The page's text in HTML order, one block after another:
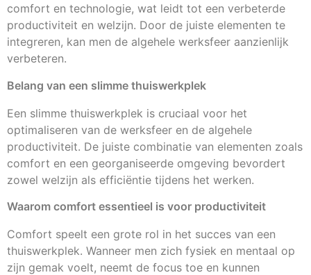
comfort en technologie, wat leidt tot een verbeterde
productiviteit en welzijn. Door de juiste elementen te
integreren, kan men de algehele werksfeer aanzienlijk
verbeteren.
Belang van een slimme thuiswerkplek
Een slimme thuiswerkplek is cruciaal voor het
optimaliseren van de werksfeer en de algehele
productiviteit. De juiste combinatie van elementen zoals
comfort en een georganiseerde omgeving bevordert
zowel welzijn als efficiëntie tijdens het werken.
Waarom comfort essentieel is voor productiviteit
Comfort speelt een grote rol in het succes van een
thuiswerkplek. Wanneer men zich fysiek en mentaal op
zijn gemak voelt, neemt de focus toe en kunnen